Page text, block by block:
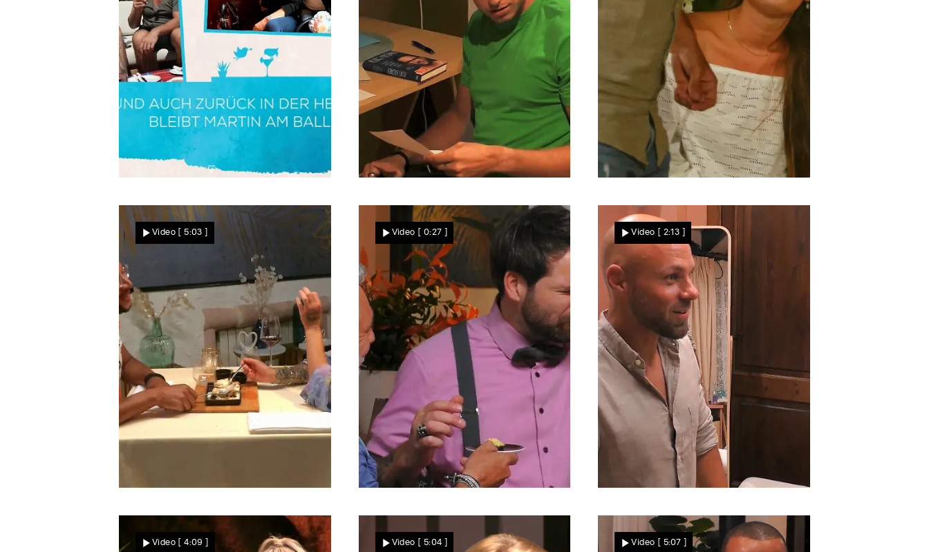
Es geht weiter bei Scharlen
und Martin
Max schreibt romantischen
Brief an Linda
Philipp haut Kim völlig um
Es hat nur freundschaftlich
gevibed
Video [ 5:03 ]
Zitronenmuffin oder doch
was anderes?
Video [ 0:27 ]
Ist Philipp zu nett für die
Damenwelt?
Video [ 2:13 ]
Video [ 4:09 ] Video [ 5:04 ] Video [ 5:07 ]